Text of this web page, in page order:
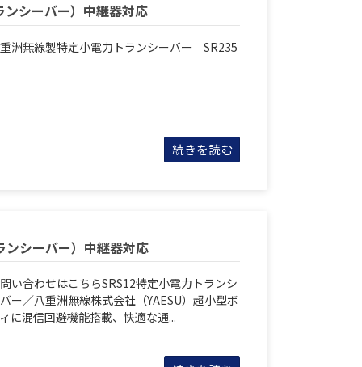
シーバー）中継器対応
洲無線製特定小電力トランシーバー SR235
続きを読む
ンシーバー）中継器対応
い合わせはこちらSRS12特定小電力トランシ
ー／八重洲無線株式会社（YAESU）超小型ボ
に混信回避機能搭載、快適な通...